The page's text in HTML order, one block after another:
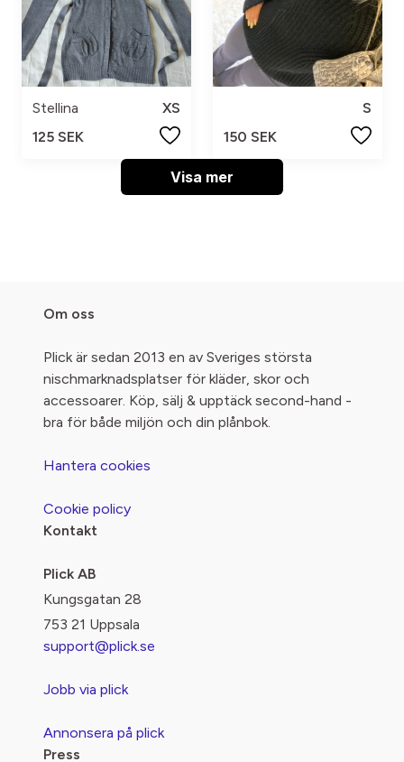
Stellina
XS
125 SEK
S
150 SEK
Visa mer
Om oss
Plick är sedan 2013 en av Sveriges största
nischmarknadsplatser för kläder, skor och
accessoarer. Köp, sälj & upptäck second-hand -
bra för både miljön och din plånbok.
Hantera cookies
Cookie policy
Kontakt
Plick AB
Kungsgatan 28
753 21 Uppsala
support@plick.se
Jobb via plick
Annonsera på plick
Press